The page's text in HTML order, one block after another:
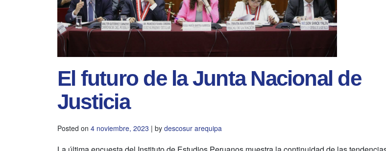
El futuro de la Junta Nacional de
Justicia
Posted on 4 noviembre, 2023 | by descosur arequipa